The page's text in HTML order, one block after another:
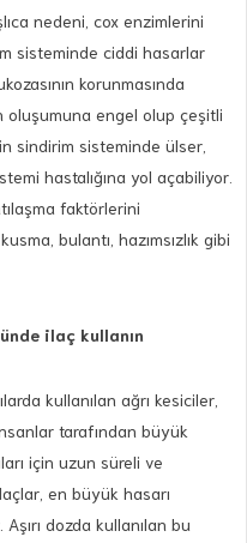
nedeni, cox enzimlerini
sisteminde ciddi hasarlar
korunmasında
oluşumuna engel olup çeşitli
sindirim sisteminde ülser,
hastalığına yol açabiliyor.
faktörlerini
bulantı, hazımsızlık gibi
ilaç kullanın
kullanılan ağrı kesiciler,
tarafından büyük
için uzun süreli ve
en büyük hasarı
dozda kullanılan bu